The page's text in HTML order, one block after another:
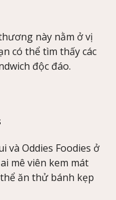
này nằm ở vị
có thể tìm thấy các
độc đáo.
và Oddies Foodies ở
mê viên kem mát
ăn thử bánh kẹp